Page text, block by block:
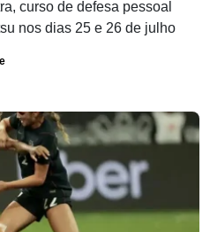
curso de defesa pessoal
nos dias 25 e 26 de julho